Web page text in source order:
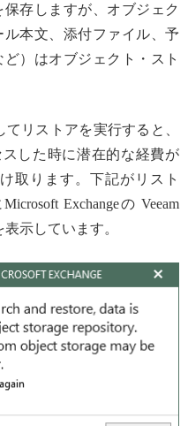
存しますが、オブジェク
ル本文、添付ファイル、予
）はオブジェクト・スト
てリストアを実行すると、
スした時に潜在的な経費が
取ります。下記がリスト
Exchangeの Veeam
示しています。